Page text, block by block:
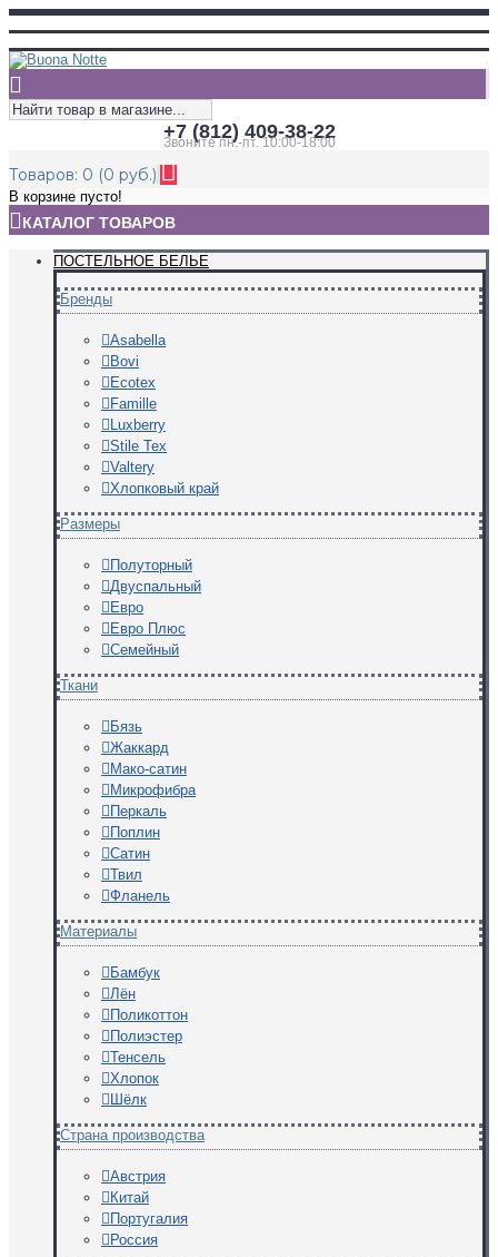
+7 (812) 409-38-22
Звоните пн.-пт. 10:00-18:00
Товаров: 0 (0 руб.)
В корзине пусто!
КАТАЛОГ ТОВАРОВ
ПОСТЕЛЬНОЕ БЕЛЬЕ
Бренды
Asabella
Bovi
Ecotex
Famille
Luxberry
Stile Tex
Valtery
Хлопковый край
Размеры
Полуторный
Двуспальный
Евро
Евро Плюс
Семейный
Ткани
Бязь
Жаккард
Мако-сатин
Микрофибра
Перкаль
Поплин
Сатин
Твил
Фланель
Материалы
Бамбук
Лён
Поликоттон
Полиэстер
Тенсель
Хлопок
Шёлк
Страна производства
Австрия
Китай
Португалия
Россия